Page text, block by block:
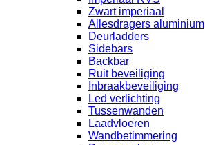
Zwart imperiaal
Allesdragers aluminium
Deurladders
Sidebars
Backbar
Ruit beveiliging
Inbraakbeveiliging
Led verlichting
Tussenwanden
Laadvloeren
Wandbetimmering